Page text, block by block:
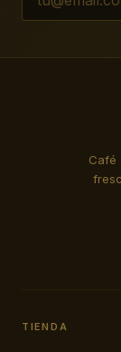
Café
TIENDA